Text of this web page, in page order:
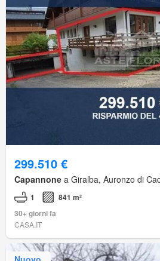
299.510 €
Capannone a Giralba, Auronzo di
1
841 m²
30+ giorni fa
CASA.IT